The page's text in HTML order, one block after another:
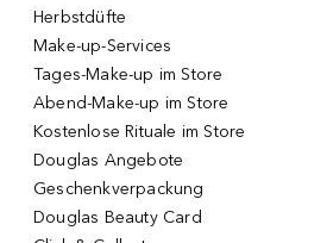
Herbstdüfte
Make-up-Services
Tages-Make-up im Store
Abend-Make-up im Store
Kostenlose Rituale im Store
Douglas Angebote
Geschenkverpackung
Douglas Beauty Card